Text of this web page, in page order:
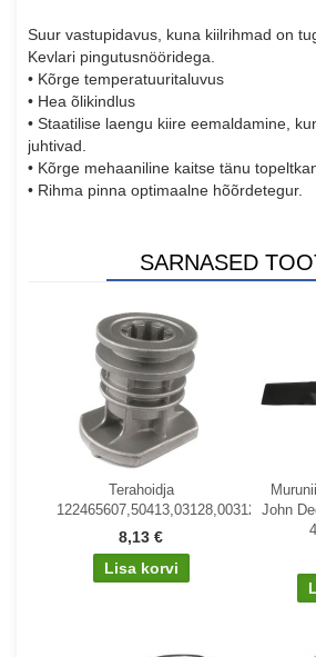
Suur vastupidavus, kuna kiilrihmad on
Kevlari pingutusnööridega.
• Kõrge temperatuuritaluvus
• Hea õlikindlus
• Staatilise laengu kiire eemaldamine,
juhtivad.
• Kõrge mehaaniline kaitse tänu
• Rihma pinna optimaalne hõõrdetegur.
SARNASED
Terahoidja
122465607,50413,03128,003128,Iseki
8,13 €
John